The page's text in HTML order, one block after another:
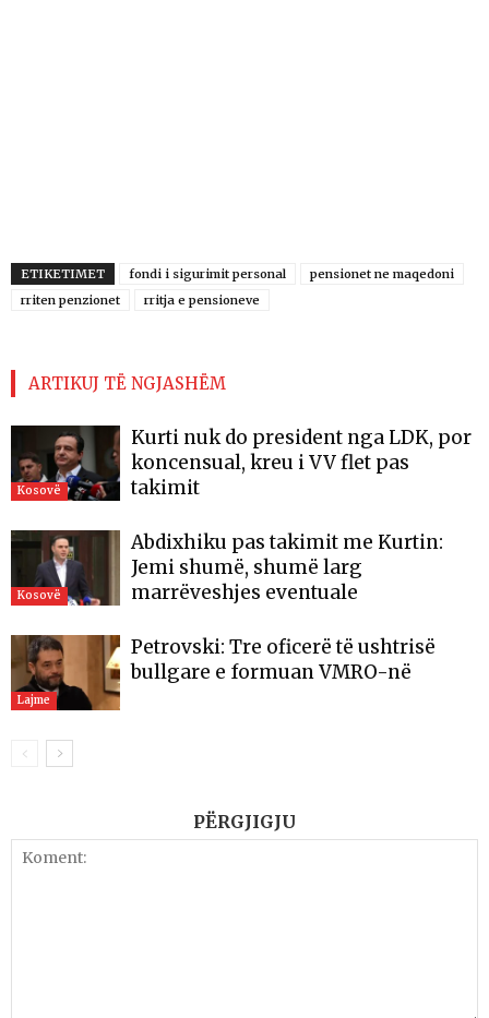
ETIKETIMET fondi i sigurimit personal
pensionet ne maqedoni
rriten penzionet
rritja e pensioneve
ARTIKUJ TË NGJASHËM
Kosovë
Kurti nuk do president nga LDK, por
koncensual, kreu i VV flet pas
takimit
Kosovë
Abdixhiku pas takimit me Kurtin:
Jemi shumë, shumë larg
marrëveshjes eventuale
Lajme
Petrovski: Tre oficerë të ushtrisë
bullgare e formuan VMRO-në
PËRGJIGJU